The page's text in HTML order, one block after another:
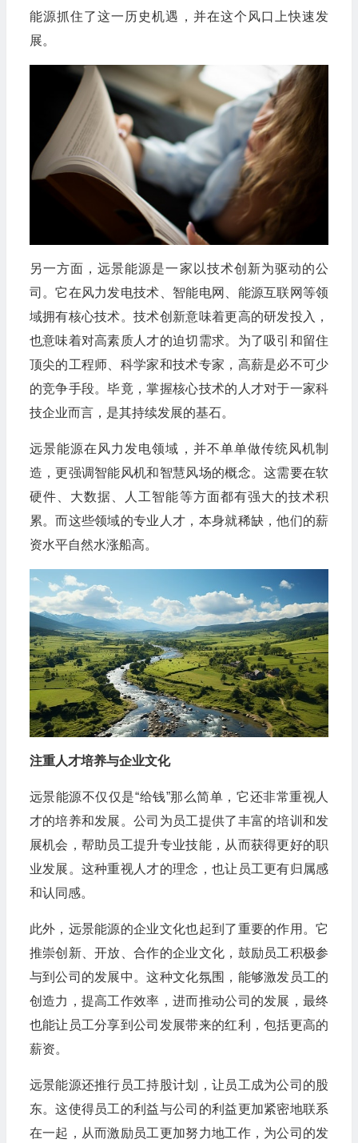
能源抓住了这一历史机遇，并在这个风口上快速发
展。
另一方面，远景能源是一家以技术创新为驱动的公
司。它在风力发电技术、智能电网、能源互联网等领
域拥有核心技术。技术创新意味着更高的研发投入，
也意味着对高素质人才的迫切需求。为了吸引和留住
顶尖的工程师、科学家和技术专家，高薪是必不可少
的竞争手段。毕竟，掌握核心技术的人才对于一家科
技企业而言，是其持续发展的基石。
远景能源在风力发电领域，并不单单做传统风机制
造，更强调智能风机和智慧风场的概念。这需要在软
硬件、大数据、人工智能等方面都有强大的技术积
累。而这些领域的专业人才，本身就稀缺，他们的薪
资水平自然水涨船高。
注重人才培养与企业文化
远景能源不仅仅是“给钱”那么简单，它还非常重视人
才的培养和发展。公司为员工提供了丰富的培训和发
展机会，帮助员工提升专业技能，从而获得更好的职
业发展。这种重视人才的理念，也让员工更有归属感
和认同感。
此外，远景能源的企业文化也起到了重要的作用。它
推崇创新、开放、合作的企业文化，鼓励员工积极参
与到公司的发展中。这种文化氛围，能够激发员工的
创造力，提高工作效率，进而推动公司的发展，最终
也能让员工分享到公司发展带来的红利，包括更高的
薪资。
远景能源还推行员工持股计划，让员工成为公司的股
东。这使得员工的利益与公司的利益更加紧密地联系
在一起，从而激励员工更加努力地工作，为公司的发